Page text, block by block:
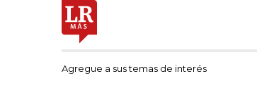
Agregue a sus temas de interés